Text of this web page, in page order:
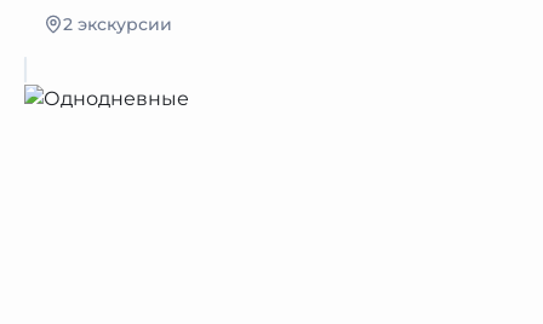
2 экскурсии